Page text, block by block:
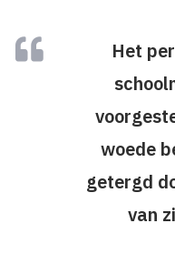
Het
woede
getergd
van